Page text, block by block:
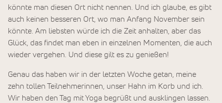
könnte man diesen Ort nicht nennen. Und ich glaube, es gibt
auch keinen besseren Ort, wo man Anfang November sein
könnte. Am liebsten würde ich die Zeit anhalten, aber das
Glück, das findet man eben in einzelnen Momenten, die auch
wieder vergehen. Und diese gilt es zu genießen!
Genau das haben wir in der letzten Woche getan, meine
zehn tollen Teilnehmerinnen, unser Hahn im Korb und ich.
Wir haben den Tag mit Yoga begrüßt und ausklingen lassen.